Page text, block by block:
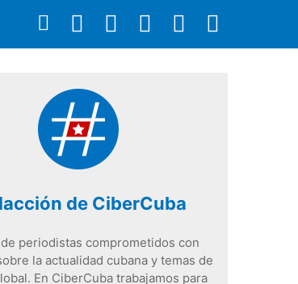
de CiberCuba
periodistas comprometidos con
la actualidad cubana y temas de
En CiberCuba trabajamos para